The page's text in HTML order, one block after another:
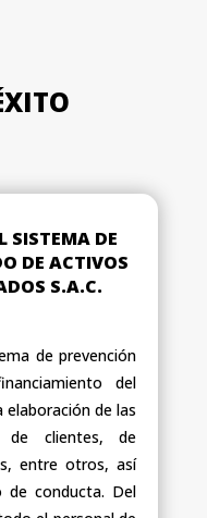
SISTEMA DE
DE ACTIVOS
S.A.C.
de prevención
del
de las
de clientes, de
entre otros, así
conducta. Del